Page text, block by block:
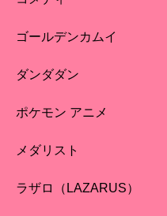
ゴールデンカムイ
ダンダダン
ポケモン アニメ
メダリスト
ラザロ（LAZARUS）